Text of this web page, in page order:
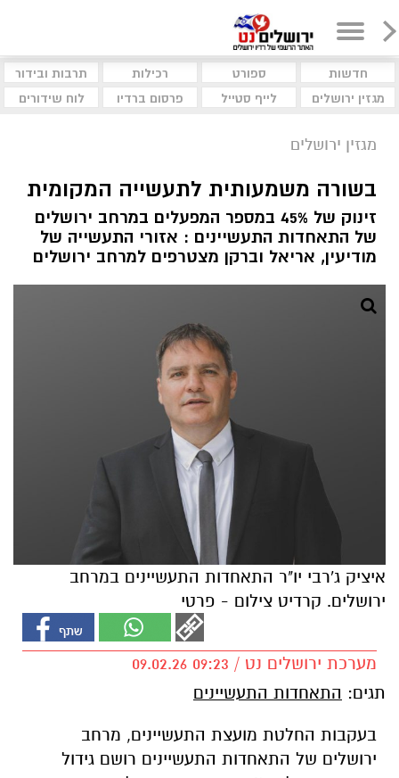
חדשות ספורט רכילות
תרבות ובידור
מגזין ירושלים
לייף סטייל פרסום ברדיו לוח שידורים
מגזין ירושלים
בשורה משמעותית לתעשייה המקומית
זינוק של 45% במספר המפעלים במרחב ירושלים
של התאחדות התעשיינים : אזורי התעשייה של
מודיעין, אריאל וברקן מצטרפים למרחב ירושלים
איציק ג'רבי יו"ר התאחדות התעשיינים במרחב
ירושלים. קרדיט צילום - פרטי
מערכת ירושלים נט / 09:23 09.02.26
תגים: התאחדות התעשיינים
בעקבות החלטת מועצת התעשיינים, מרחב
ירושלים של התאחדות התעשיינים רושם גידול